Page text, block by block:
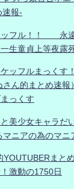
速報-
ッフル！！ 永
生童貞上等夜露
ッフルまっくす
さん的まとめ速
っくす
美少女キャラだ
ニアの為のマニ
まと
激動の1750日